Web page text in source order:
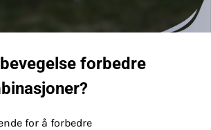
forbedre
for å forbedre